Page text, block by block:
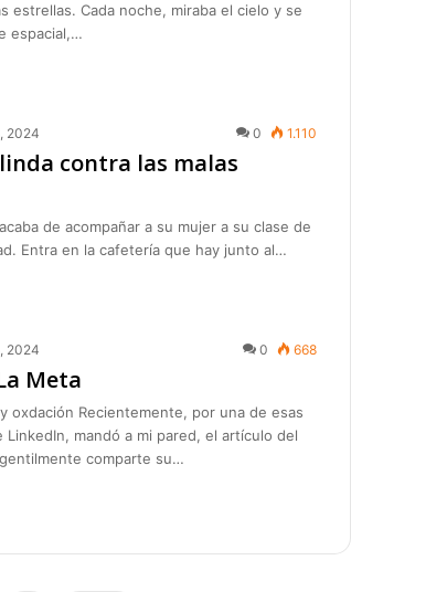
estrellas. Cada noche, miraba el cielo y se
espacial,…
2024 0 1.110
contra las malas
de acompañar a su mujer a su clase de
Entra en la cafetería que hay junto al…
2024 0 668
Meta
oxdación Recientemente, por una de esas
mandó a mi pared, el artículo del
comparte su…